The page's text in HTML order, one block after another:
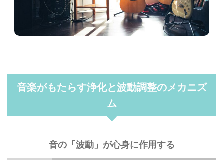
音楽がもたらす浄化と波動調整のメカニズ
ム
音の「波動」が心身に作用する